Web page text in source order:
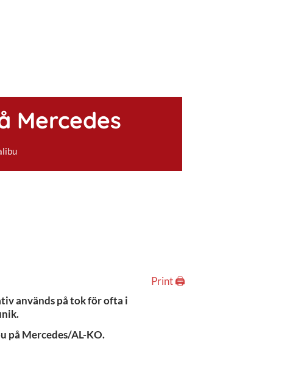
Mercedes
Print 🖨
används på tok för ofta i
på Mercedes/AL-KO.